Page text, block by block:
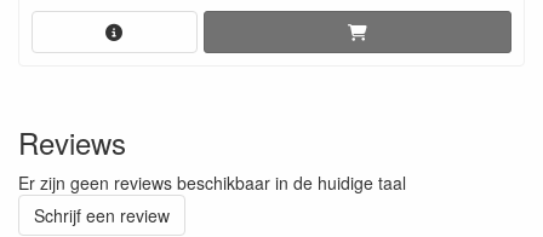
Reviews
Er zijn geen reviews beschikbaar in de huidige taal
Schrijf een review